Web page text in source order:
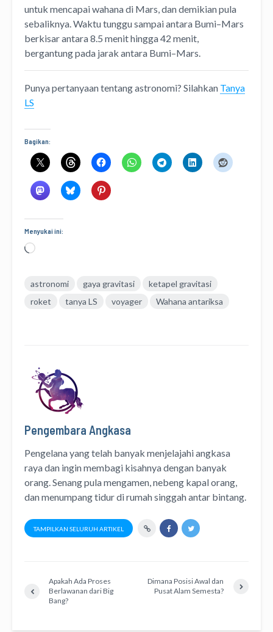
untuk mencapai wahana di Mars, dan demikian pula
sebaliknya. Waktu tunggu sampai antara Bumi–Mars
berkisar antara 8.5 menit hingga 42 menit,
bergantung pada jarak antara Bumi–Mars.
Punya pertanyaan tentang astronomi? Silahkan Tanya
LS
Bagikan:
Menyukai ini:
Memuat...
astronomi gaya gravitasi
ketapel gravitasi
roket
tanya LS voyager Wahana antariksa
Pengembara Angkasa
Pengelana yang telah banyak menjelajahi angkasa
raya dan ingin membagi kisahnya dengan banyak
orang. Senang pula mengamen, nebeng kapal orang,
dan menumpang tidur di rumah singgah antar bintang.
TAMPILKAN SELURUH ARTIKEL
Apakah Ada Proses
Berlawanan dari Big
Bang?
Dimana Posisi Awal dan
Pusat Alam Semesta?